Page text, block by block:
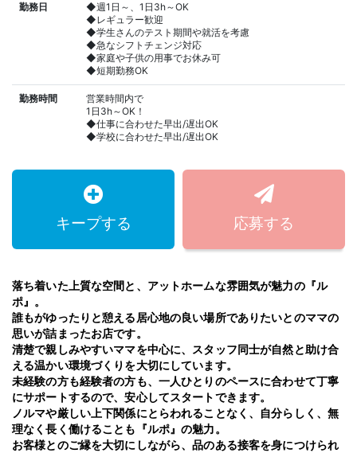
勤務日
◆週1日～、1日3h～OK
◆レギュラー歓迎
◆学生さんのテスト期間や就活を考慮
◆急なシフトチェンジ対応
◆家庭や子供の用事でお休み可
◆短期勤務OK
勤務時間
営業時間内で
1日3h～OK！
◆仕事に合わせた早出/遅出OK
◆学校に合わせた早出/遅出OK
キープする 応募する
落ち着いた上質な空間と、アットホームな雰囲気が魅力の『ル
ポ』。
誰もがゆったりと憩える居心地の良い場所でありたいとのママの
思いが詰まったお店です。
清楚で親しみやすいママを中心に、スタッフ同士が自然と助け合
える温かい環境づくりを大切にしています。
未経験の方も経験者の方も、一人ひとりのペースに合わせて丁寧
にサポートするので、安心してスタートできます。
ノルマや厳しい上下関係にとらわれることなく、自分らしく、無
理なく長く働けることも『ルポ』の魅力。
お客様とのご縁を大切にしながら、品のある接客を身につけられ